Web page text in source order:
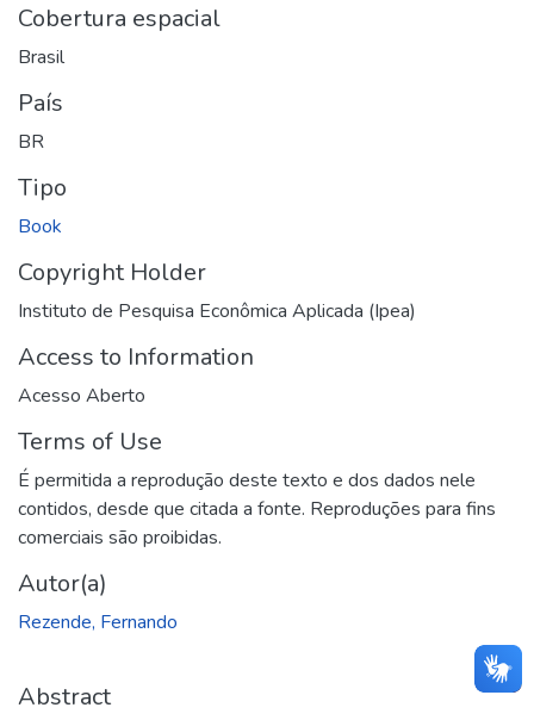
Cobertura espacial
Brasil
País
BR
Tipo
Book
Copyright Holder
Instituto de Pesquisa Econômica Aplicada (Ipea)
Access to Information
Acesso Aberto
Terms of Use
É permitida a reprodução deste texto e dos dados nele
contidos, desde que citada a fonte. Reproduções para fins
comerciais são proibidas.
Autor(a)
Rezende, Fernando
Abstract